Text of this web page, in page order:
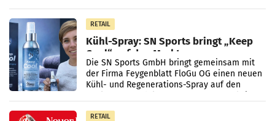
RETAIL
Kühl-Spray: SN Sports bringt „Keep
Cool“ auf den Markt
Die SN Sports GmbH bringt gemeinsam mit
der Firma Feygenblatt FloGu OG einen neuen
Kühl- und Regenerations-Spray auf den
RETAIL